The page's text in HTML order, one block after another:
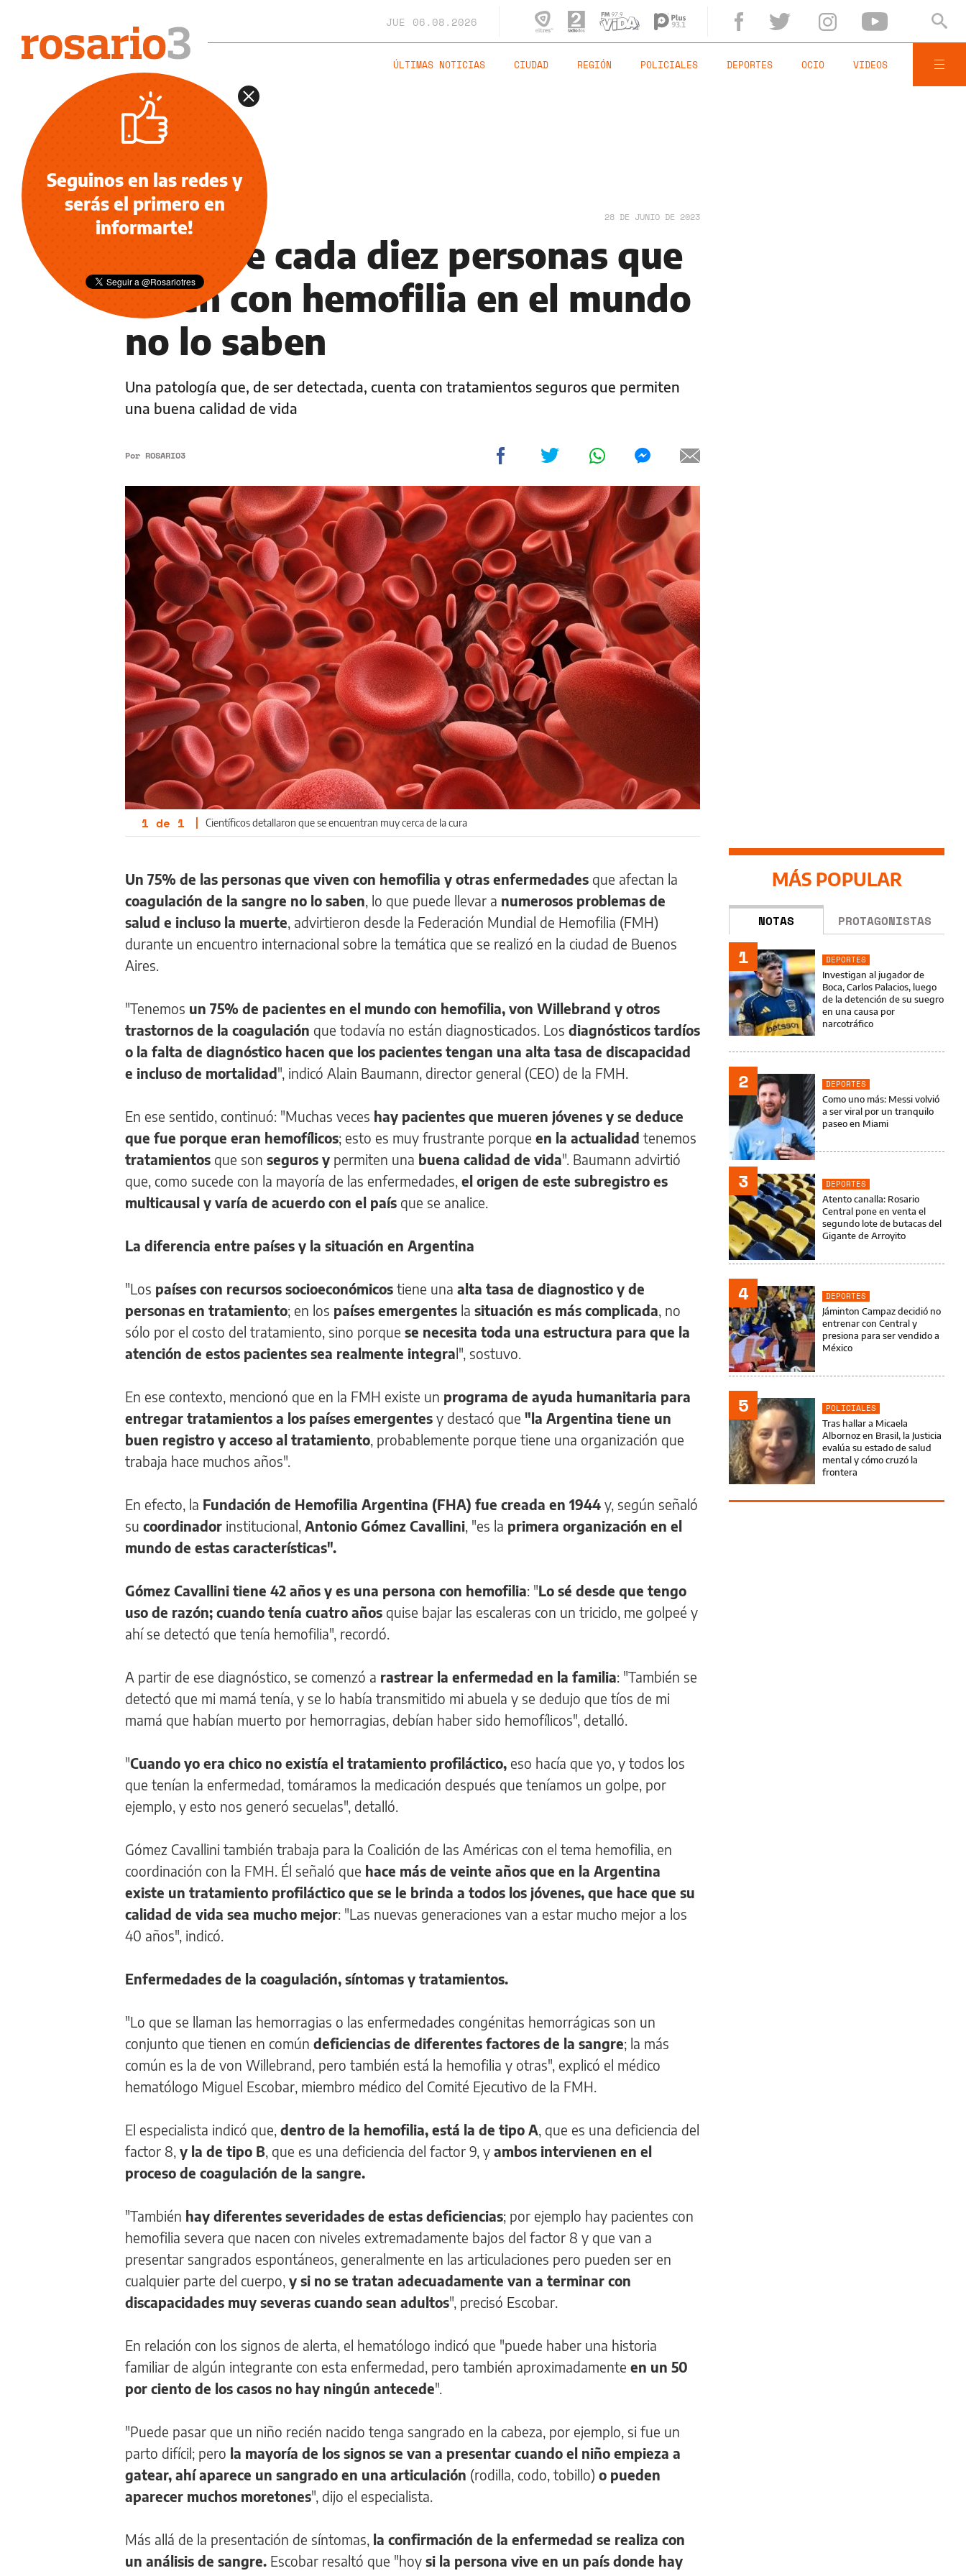
JUE 06.08.2026
ÚLTIMAS NOTICIAS CIUDAD REGIÓN POLICIALES DEPORTES OCIO VIDEOS
SALUD 28 DE JUNIO DE 2023
Siete de cada diez personas que
viven con hemofilia en el mundo
no lo saben
Una patología que, de ser detectada, cuenta con tratamientos seguros que permiten
una buena calidad de vida
Por ROSARIO3
1 de 1 | Científicos detallaron que se encuentran muy cerca de la cura
Un 75% de las personas que viven con hemofilia y otras enfermedades que afectan la
coagulación de la sangre no lo saben , lo que puede llevar a numerosos problemas de
salud e incluso la muerte , advirtieron desde la Federación Mundial de Hemofilia (FMH)
durante un encuentro internacional sobre la temática que se realizó en la ciudad de Buenos
Aires.
"Tenemos un 75% de pacientes en el mundo con hemofilia, von Willebrand y otros
trastornos de la coagulación que todavía no están diagnosticados. Los diagnósticos tardíos
o la falta de diagnóstico hacen que los pacientes tengan una alta tasa de discapacidad
e incluso de mortalidad", indicó Alain Baumann, director general (CEO) de la FMH.
En ese sentido, continuó: "Muchas veces hay pacientes que mueren jóvenes y se deduce
que fue porque eran hemofílicos; esto es muy frustrante porque en la actualidad tenemos
tratamientos que son seguros y permiten una buena calidad de vida". Baumann advirtió
que, como sucede con la mayoría de las enfermedades, el origen de este subregistro es
multicausal y varía de acuerdo con el país que se analice.
La diferencia entre países y la situación en Argentina
"Los países con recursos socioeconómicos tiene una alta tasa de diagnostico y de
personas en tratamiento; en los países emergentes la situación es más complicada , no
sólo por el costo del tratamiento, sino porque se necesita toda una estructura para que la
atención de estos pacientes sea realmente integral", sostuvo.
En ese contexto, mencionó que en la FMH existe un programa de ayuda humanitaria para
entregar tratamientos a los países emergentes y destacó que "la Argentina tiene un
buen registro y acceso al tratamiento , probablemente porque tiene una organización que
trabaja hace muchos años".
En efecto, la Fundación de Hemofilia Argentina (FHA) fue creada en 1944 y, según señaló
su coordinador institucional, Antonio Gómez Cavallini , "es la primera organización en el
mundo de estas características".
Gómez Cavallini tiene 42 años y es una persona con hemofilia: "Lo sé desde que tengo
uso de razón; cuando tenía cuatro años quise bajar las escaleras con un triciclo, me golpeé y
ahí se detectó que tenía hemofilia", recordó.
A partir de ese diagnóstico, se comenzó a rastrear la enfermedad en la familia: "También se
detectó que mi mamá tenía, y se lo había transmitido mi abuela y se dedujo que tíos de mi
mamá que habían muerto por hemorragias, debían haber sido hemofílicos", detalló.
"Cuando yo era chico no existía el tratamiento profiláctico, eso hacía que yo, y todos los
que tenían la enfermedad, tomáramos la medicación después que teníamos un golpe, por
ejemplo, y esto nos generó secuelas", detalló.
Gómez Cavallini también trabaja para la Coalición de las Américas con el tema hemofilia, en
coordinación con la FMH. Él señaló que hace más de veinte años que en la Argentina
existe un tratamiento profiláctico que se le brinda a todos los jóvenes, que hace que su
calidad de vida sea mucho mejor: "Las nuevas generaciones van a estar mucho mejor a los
40 años", indicó.
Enfermedades de la coagulación, síntomas y tratamientos.
"Lo que se llaman las hemorragias o las enfermedades congénitas hemorrágicas son un
conjunto que tienen en común deficiencias de diferentes factores de la sangre; la más
común es la de von Willebrand, pero también está la hemofilia y otras", explicó el médico
hematólogo Miguel Escobar, miembro médico del Comité Ejecutivo de la FMH.
El especialista indicó que, dentro de la hemofilia, está la de tipo A , que es una deficiencia del
factor 8, y la de tipo B , que es una deficiencia del factor 9, y ambos intervienen en el
proceso de coagulación de la sangre.
"También hay diferentes severidades de estas deficiencias; por ejemplo hay pacientes con
hemofilia severa que nacen con niveles extremadamente bajos del factor 8 y que van a
presentar sangrados espontáneos, generalmente en las articulaciones pero pueden ser en
cualquier parte del cuerpo, y si no se tratan adecuadamente van a terminar con
discapacidades muy severas cuando sean adultos", precisó Escobar.
En relación con los signos de alerta, el hematólogo indicó que "puede haber una historia
familiar de algún integrante con esta enfermedad, pero también aproximadamente en un 50
por ciento de los casos no hay ningún antecede".
"Puede pasar que un niño recién nacido tenga sangrado en la cabeza, por ejemplo, si fue un
parto difícil; pero la mayoría de los signos se van a presentar cuando el niño empieza a
gatear, ahí aparece un sangrado en una articulación (rodilla, codo, tobillo) o pueden
aparecer muchos moretones", dijo el especialista.
Más allá de la presentación de síntomas, la confirmación de la enfermedad se realiza con
un análisis de sangre. Escobar resaltó que "hoy si la persona vive en un país donde hay
MÁS POPULAR
NOTAS PROTAGONISTAS
1
DEPORTES
Investigan al jugador de
Boca, Carlos Palacios, luego
de la detención de su suegro
en una causa por
narcotráfico
2
DEPORTES
Como uno más: Messi volvió
a ser viral por un tranquilo
paseo en Miami
3
DEPORTES
Atento canalla: Rosario
Central pone en venta el
segundo lote de butacas del
Gigante de Arroyito
4
DEPORTES
Jáminton Campaz decidió no
entrenar con Central y
presiona para ser vendido a
México
5
POLICIALES
Tras hallar a Micaela
Albornoz en Brasil, la Justicia
evalúa su estado de salud
mental y cómo cruzó la
frontera
Seguinos en las redes y
serás el primero en
informarte!